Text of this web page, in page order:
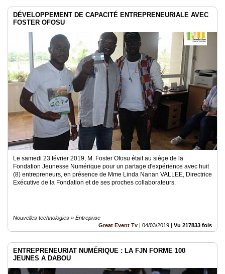
DÉVELOPPEMENT DE CAPACITÉ ENTREPRENEURIALE AVEC
FOSTER OFOSU
Le samedi 23 février 2019, M. Foster Ofosu était au siège de la
Fondation Jeunesse Numérique pour un partage d'expérience avec huit
(8) entrepreneurs, en présence de Mme Linda Nanan VALLEE, Directrice
Exécutive de la Fondation et de ses proches collaborateurs.
Nouvelles technologies » Entreprise
Great Event Tv | 04/03/2019 | Vu 217833 fois
ENTREPRENEURIAT NUMÉRIQUE : LA FJN FORME 100
JEUNES A DABOU